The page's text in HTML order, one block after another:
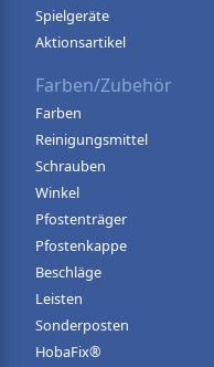
Spielgeräte
Aktionsartikel
Farben/Zubehör
Farben
Reinigungsmittel
Schrauben
Winkel
Pfostenträger
Pfostenkappe
Beschläge
Leisten
Sonderposten
HobaFix®